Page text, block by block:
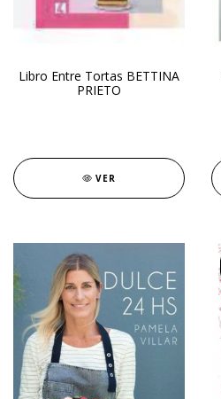
Libro Entre Tortas BETTINA
PRIETO
VER